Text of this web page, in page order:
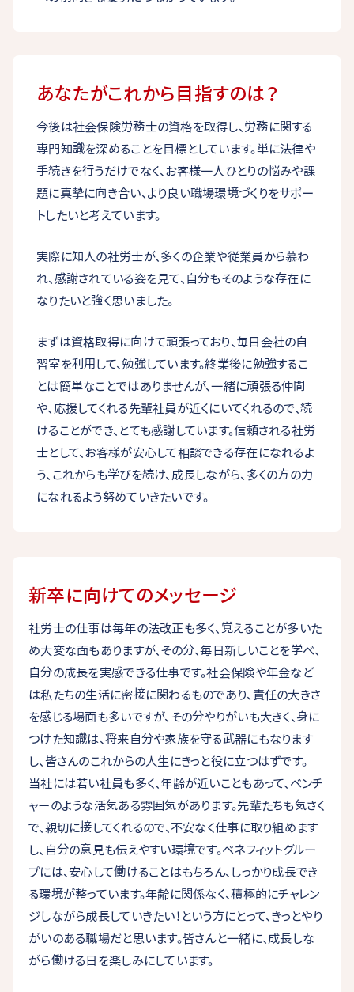
あなたがこれから目指すのは？
今後は社会保険労務士の資格を取得し、労務に関する
専門知識を深めることを目標としています。単に法律や
手続きを行うだけでなく、お客様一人ひとりの悩みや課
題に真摯に向き合い、より良い職場環境づくりをサポー
トしたいと考えています。
実際に知人の社労士が、多くの企業や従業員から慕わ
れ、感謝されている姿を見て、自分もそのような存在に
なりたいと強く思いました。
まずは資格取得に向けて頑張っており、毎日会社の自
習室を利用して、勉強しています。終業後に勉強するこ
とは簡単なことではありませんが、一緒に頑張る仲間
や、応援してくれる先輩社員が近くにいてくれるので、続
けることができ、とても感謝しています。信頼される社労
士として、お客様が安心して相談できる存在になれるよ
う、これからも学びを続け、成長しながら、多くの方の力
になれるよう努めていきたいです。
新卒に向けてのメッセージ
社労士の仕事は毎年の法改正も多く、覚えることが多いた
め大変な面もありますが、その分、毎日新しいことを学べ、
自分の成長を実感できる仕事です。社会保険や年金など
は私たちの生活に密接に関わるものであり、責任の大きさ
を感じる場面も多いですが、その分やりがいも大きく、身に
つけた知識は、将来自分や家族を守る武器にもなります
し、皆さんのこれからの人生にきっと役に立つはずです。
当社には若い社員も多く、年齢が近いこともあって、ベンチ
ャーのような活気ある雰囲気があります。先輩たちも気さく
で、親切に接してくれるので、不安なく仕事に取り組めます
し、自分の意見も伝えやすい環境です。ベネフィットグルー
プには、安心して働けることはもちろん、しっかり成長でき
る環境が整っています。年齢に関係なく、積極的にチャレン
ジしながら成長していきたい！という方にとって、きっとやり
がいのある職場だと思います。皆さんと一緒に、成長しな
がら働ける日を楽しみにしています。